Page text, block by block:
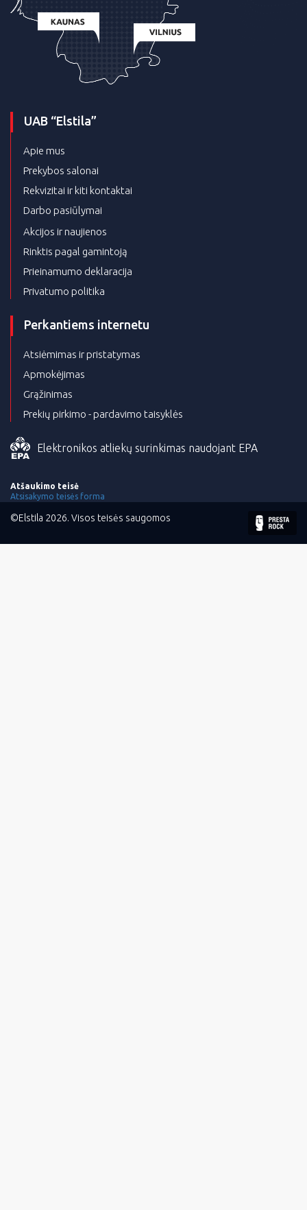
UAB “Elstila”
Apie mus
Prekybos salonai
Rekvizitai ir kiti kontaktai
Darbo pasiūlymai
Akcijos ir naujienos
Rinktis pagal gamintoją
Prieinamumo deklaracija
Privatumo politika
Perkantiems internetu
Atsiėmimas ir pristatymas
Apmokėjimas
Grąžinimas
Prekių pirkimo - pardavimo taisyklės
Elektronikos atliekų surinkimas naudojant EPA
Atšaukimo teisė
Atsisakymo teisės forma
©Elstila 2026. Visos teisės saugomos